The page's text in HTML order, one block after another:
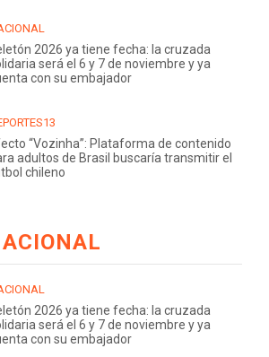
2026 ya tiene fecha: la cruzada
será el 6 y 7 de noviembre y ya
con su embajador
“Vozinha”: Plataforma de contenido
adultos de Brasil buscaría transmitir el
chileno
2026 ya tiene fecha: la cruzada
será el 6 y 7 de noviembre y ya
con su embajador